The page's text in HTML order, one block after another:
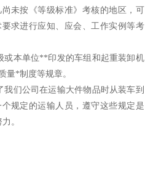
未按《等级标准》考核的地区，可
求进行应知、应会、工作实例等考
或本单位**印发的车组和起重装卸机
量*制度等规章。
们公司在运输大件物品时从装车到
规定的运输人员，遵守这些规定是
。